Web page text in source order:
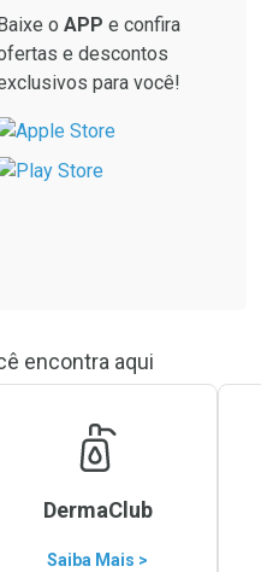
o APP e confira
e descontos
para você!
encontra aqui
DermaClub
Saiba Mais >